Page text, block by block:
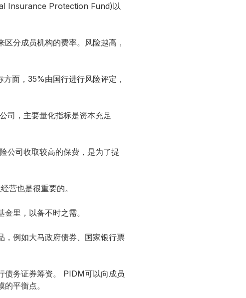
Insurance Protection Fund)以
分成员机构的费率。风险越高，
面，35%由国行进行风险评定，
司，主要量化指标是资本充足
公司收取较高的保费，是为了提
营也是很重要的。
里，以备不时之需。
，例如大马政府债券、国家银行票
债务证券筹资。 PIDM可以向成员
平衡点。